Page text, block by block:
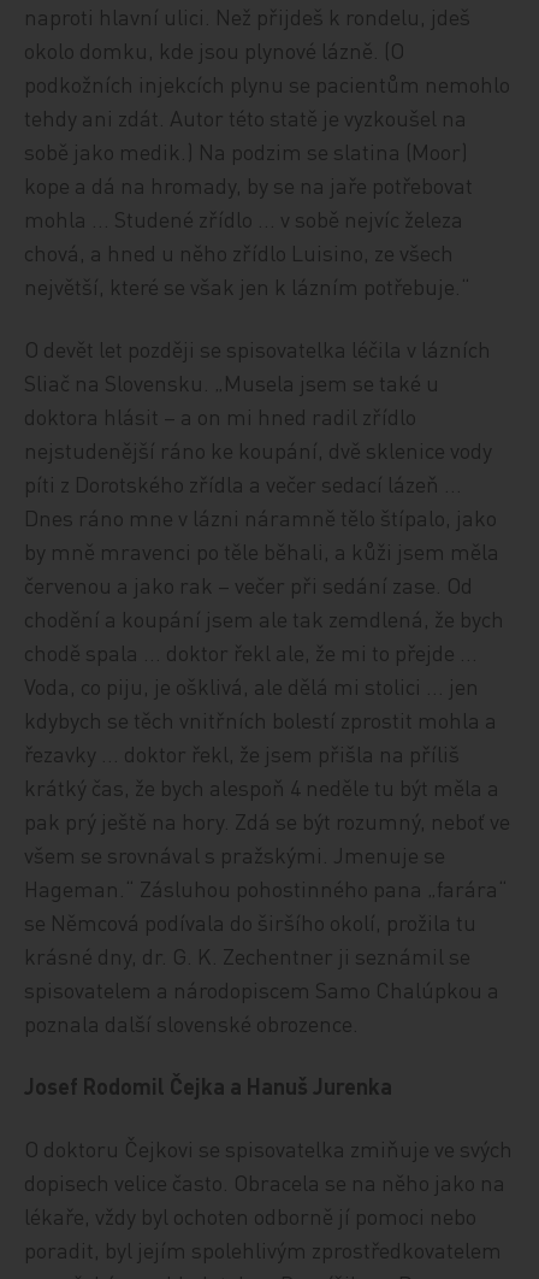
naproti hlavní ulici. Než přijdeš k rondelu, jdeš
okolo domku, kde jsou plynové lázně. (O
podkožních injekcích plynu se pacientům nemohlo
tehdy ani zdát. Autor této statě je vyzkoušel na
sobě jako medik.) Na podzim se slatina (Moor)
kope a dá na hromady, by se na jaře potřebovat
mohla … Studené zřídlo … v sobě nejvíc železa
chová, a hned u něho zřídlo Luisino, ze všech
největší, které se však jen k lázním potřebuje.“
O devět let později se spisovatelka léčila v lázních
Sliač na Slovensku. „Musela jsem se také u
doktora hlásit – a on mi hned radil zřídlo
nejstudenější ráno ke koupání, dvě sklenice vody
píti z Dorotského zřídla a večer sedací lázeň …
Dnes ráno mne v lázni náramně tělo štípalo, jako
by mně mravenci po těle běhali, a kůži jsem měla
červenou a jako rak – večer při sedání zase. Od
chodění a koupání jsem ale tak zemdlená, že bych
chodě spala … doktor řekl ale, že mi to přejde …
Voda, co piju, je ošklivá, ale dělá mi stolici … jen
kdybych se těch vnitřních bolestí zprostit mohla a
řezavky … doktor řekl, že jsem přišla na příliš
krátký čas, že bych alespoň 4 neděle tu být měla a
pak prý ještě na hory. Zdá se být rozumný, neboť ve
všem se srovnával s pražskými. Jmenuje se
Hageman.“ Zásluhou pohostinného pana „farára“
se Němcová podívala do širšího okolí, prožila tu
krásné dny, dr. G. K. Zechentner ji seznámil se
spisovatelem a národopiscem Samo Chalúpkou a
poznala další slovenské obrozence.
Josef Rodomil Čejka a Hanuš Jurenka
O doktoru Čejkovi se spisovatelka zmiňuje ve svých
dopisech velice často. Obracela se na něho jako na
lékaře, vždy byl ochoten odborně jí pomoci nebo
poradit, byl jejím spolehlivým zprostředkovatelem